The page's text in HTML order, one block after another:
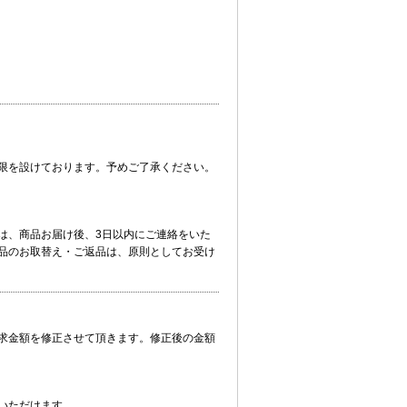
設けております。予めご了承ください。
、商品お届け後、3日以内にご連絡をいた
のお取替え・ご返品は、原則としてお受け
金額を修正させて頂きます。修正後の金額